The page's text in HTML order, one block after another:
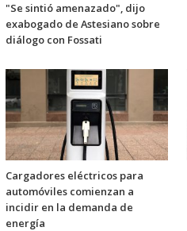
"Se sintió amenazado", dijo
exabogado de Astesiano sobre
diálogo con Fossati
Cargadores eléctricos para
automóviles comienzan a
incidir en la demanda de
energía